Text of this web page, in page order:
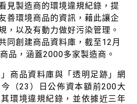
見製造商的環境違規紀錄，提
善環境商品的資訊，藉此讓企
，以及有動力做好污染管理。
同創建商品資料庫，截至12月
品，涵蓋2000多家製造商。
商品資料庫與「透明足跡」網
（23）日公佈資本額前200大
環境違規紀錄，並依據近三年